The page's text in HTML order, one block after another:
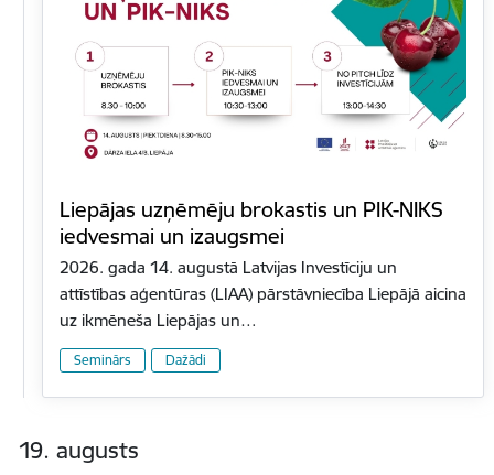
Liepājas uzņēmēju brokastis un PIK-NIKS
iedvesmai un izaugsmei
2026. gada 14. augustā Latvijas Investīciju un
attīstības aģentūras (LIAA) pārstāvniecība Liepājā aicina
uz ikmēneša Liepājas un…
Seminārs Dažādi
19. augusts